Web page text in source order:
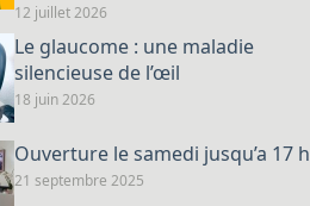
12 juillet 2026
Le glaucome : une maladie
silencieuse de l’œil
18 juin 2026
Ouverture le samedi jusqu’a 17 h
21 septembre 2025